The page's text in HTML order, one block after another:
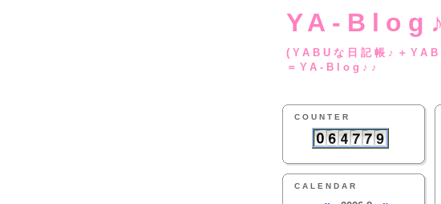
YA-
(YABUな日
＝YA-Blog♪♪
COUNTER
CALENDAR